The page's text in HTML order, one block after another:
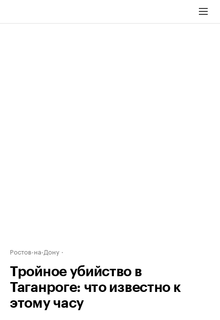
Ростов-на-Дону
Тройное убийство в
Таганроге: что известно к
этому часу